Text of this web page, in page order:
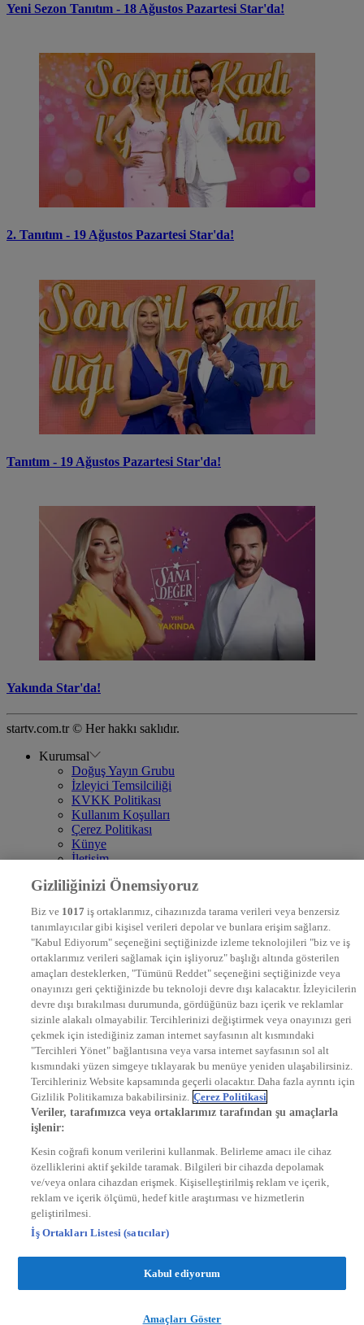
Yeni Sezon Tanıtım - 18 Ağustos Pazartesi Star'da!
2. Tanıtım - 19 Ağustos Pazartesi Star'da!
Tanıtım - 19 Ağustos Pazartesi Star'da!
Yakında Star'da!
startv.com.tr © Her hakkı saklıdır.
Kurumsal
Doğuş Yayın Grubu
İzleyici Temsilciliği
KVKK Politikası
Kullanım Koşulları
Çerez Politikası
Künye
İletişim
DYG Televizyonlar
STAR
EURO STAR
KRAL POP TV
DYG Radyolar
NTV RADYO
KRAL FM
KRAL POP
EKSEN
VOYAGE
DYG Dijital
ntv.com.tr
ntvspor.net
secim.ntv.com.tr
startv.com.tr
kralmuzik.com.tr
Gizliliğinizi Önemsiyoruz
Biz ve 1017 iş ortaklarımız, cihazınızda tarama verileri veya benzersiz
tanımlayıcılar gibi kişisel verileri depolar ve bunlara erişim sağlarız.
"Kabul Ediyorum" seçeneğini seçtiğinizde izleme teknolojileri "biz ve iş
ortaklarımız verileri sağlamak için işliyoruz" başlığı altında gösterilen
amaçları desteklerken, "Tümünü Reddet" seçeneğini seçtiğinizde veya
onayınızı geri çektiğinizde bu teknoloji devre dışı kalacaktır. İzleyicilerin
devre dışı bırakılması durumunda, gördüğünüz bazı içerik ve reklamlar
sizinle alakalı olmayabilir. Tercihlerinizi değiştirmek veya onayınızı geri
çekmek için istediğiniz zaman internet sayfasının alt kısmındaki
"Tercihleri Yönet" bağlantısına veya varsa internet sayfasının sol alt
kısmındaki yüzen simgeye tıklayarak bu menüye yeniden ulaşabilirsiniz.
Tercihleriniz Website kapsamında geçerli olacaktır. Daha fazla ayrıntı için
Gizlilik Politikamıza bakabilirsiniz. Çerez Politikasi
Veriler, tarafımızca veya ortaklarımız tarafından şu amaçlarla
işlenir:
Kesin coğrafi konum verilerini kullanmak. Belirleme amacı ile cihaz
özelliklerini aktif şekilde taramak. Bilgileri bir cihazda depolamak
ve/veya onlara cihazdan erişmek. Kişiselleştirilmiş reklam ve içerik,
reklam ve içerik ölçümü, hedef kitle araştırması ve hizmetlerin
geliştirilmesi.
İş Ortakları Listesi (satıcılar)
Kabul ediyorum
Amaçları Göster